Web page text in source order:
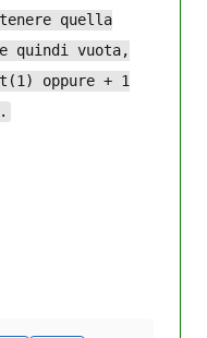
quella
e quindi vuota,
oppure + 1